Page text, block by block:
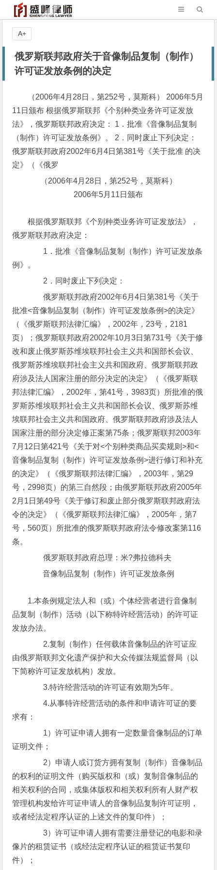
俄罗斯联邦政府关于音像制品复制（制作）
许可证发放条例的决定
（2006年4月28日，第252号，莫斯科） 2006年5月
11日颁布 根据俄罗斯联邦《个别种类业务许可证发放
法》，俄罗斯联邦政府决定： 1．批准《音像制品复制
（制作）许可证发放条例》。 2．同时废止下列决定：
俄罗斯联邦政府2002年6月4日第381号《关于批准 的决
定》（《俄罗
（2006年4月28日，第252号，莫斯科）
2006年5月11日颁布
根据俄罗斯联邦《个别种类业务许可证发放法》，
俄罗斯联邦政府决定：
1．批准《音像制品复制（制作）许可证发放条
例》。
2．同时废止下列决定：
俄罗斯联邦政府2002年6月4日第381号《关于
批准<音像制品复制（制作）许可证发放条例>的决定》
（《俄罗斯联邦法律汇编》，2002年，23号，2181
页）；俄罗斯联邦政府2002年10月3日第731号《关于修
改和废止俄罗斯苏维埃联邦社会主义共和国部长会议、
俄罗斯苏维埃联邦社会主义共和国政府、俄罗斯联邦政
府涉及法人国家注册的部分决定的决定》（《俄罗斯联
邦法律汇编》，2002年，第41号，3983页）所批准的俄
罗斯苏维埃联邦社会主义共和国部长会议、俄罗斯苏维
埃联邦社会主义共和国政府、俄罗斯联邦政府涉及法人
国家注册的部分决定修正案第75条；俄罗斯联邦2003年
7月12日第421号《关于对<个别种类商品买卖规则>和<
音像制品复制（制作）许可证发放条例>进行修订和补充
的决定》（《俄罗斯联邦法律汇编》，2003年，第29
号，2998页）的第三自然段；由俄罗斯联邦政府2005年
2月1日第49号《关于修订和废止部分俄罗斯联邦政府法
令的决定》（《俄罗斯联邦法律汇编》，2005年，第7
号，560页）所批准的俄罗斯联邦政府法令修改案第116
条。
俄罗斯联邦政府总理：米?弗拉德科夫
音像制品复制（制作）许可证发放条例
1.本条例规定法人和（或）个体经营者进行音像制
品复制（制作）活动（以下称特许经营活动）的许可证
发放办法。
2.复制（制作）任何载体音像制品的许可证应
由俄罗斯联邦文化遗产保护和大众传媒法规监督局（以
下简称许可证发放机构）发放。
3.特许经营活动的许可证有效期为5年。
4.从事特许经营活动的条件和申请许可证的要
求有：
1）许可证申请人拥有一定数量音像制品的订单
证明文件；
2）申请人或订货方拥有复制（制作）音像制品
的权利的证明文件（购买版权和（或）复制音像制品的
相关权利的合同，或集体版权和相关权利所有人财产权
管理机构发给许可证申请人的音像制品复制许可证明，
或者经法定程序认证的上述文件的复印件）；
3）许可证申请人拥有需要注册登记的电影和录
像片的租赁证书（或经法定程序认证的租赁证书复印
件）；
A+